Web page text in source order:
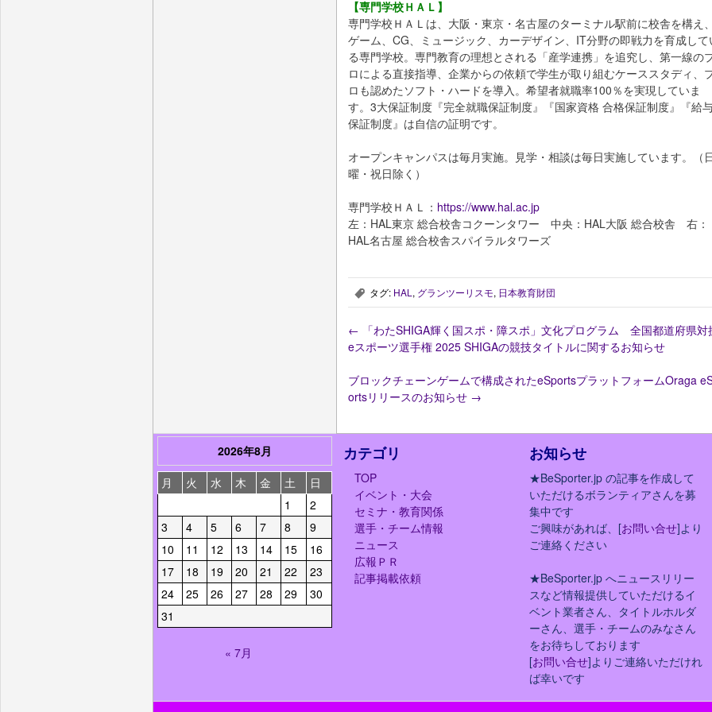
【専門学校ＨＡＬ】
専門学校ＨＡＬは、大阪・東京・名古屋のターミナル駅前に校舎を構え、
ゲーム、CG、ミュージック、カーデザイン、IT分野の即戦力を育成して
る専門学校。専門教育の理想とされる「産学連携」を追究し、第一線の
ロによる直接指導、企業からの依頼で学生が取り組むケーススタディ、
ロも認めたソフト・ハードを導入。希望者就職率100％を実現していま
す。3大保証制度『完全就職保証制度』『国家資格 合格保証制度』『給
保証制度』は自信の証明です。
オープンキャンパスは毎月実施。見学・相談は毎日実施しています。（
曜・祝日除く）
専門学校ＨＡＬ： https://www.hal.ac.jp
左：HAL東京 総合校舎コクーンタワー 中央：HAL大阪 総合校舎 右：
HAL名古屋 総合校舎スパイラルタワーズ
, タグ: HAL, グランツーリスモ, 日本教育財団
← 「わたSHIGA輝く国スポ・障スポ」文化プログラム 全国都道府県対
eスポーツ選手権 2025 SHIGAの競技タイトルに関するお知らせ
ブロックチェーンゲームで構成されたeSportsプラットフォームOraga
ortsリリースのお知らせ →
2026年8月
月
火 水 木 金 土
日
1
2
3
4 5 6 7 8
9
10
11 12 13 14 15
16
17
18 19 20 21 22
23
24
25 26 27 28 29
30
31
« 7月
カテゴリ
TOP
イベント・大会
セミナ・教育関係
選手・チーム情報
ニュース
広報ＰＲ
記事掲載依頼
お知らせ
★BeSporter.jp の記事を作成して
いただけるボランティアさんを募
集中です
ご興味があれば、[お問い合せ]より
ご連絡ください
★BeSporter.jp へニュースリリー
スなど情報提供していただけるイ
ベント業者さん、タイトルホルダ
ーさん、選手・チームのみなさん
をお待ちしております
[お問い合せ]よりご連絡いただけれ
ば幸いです